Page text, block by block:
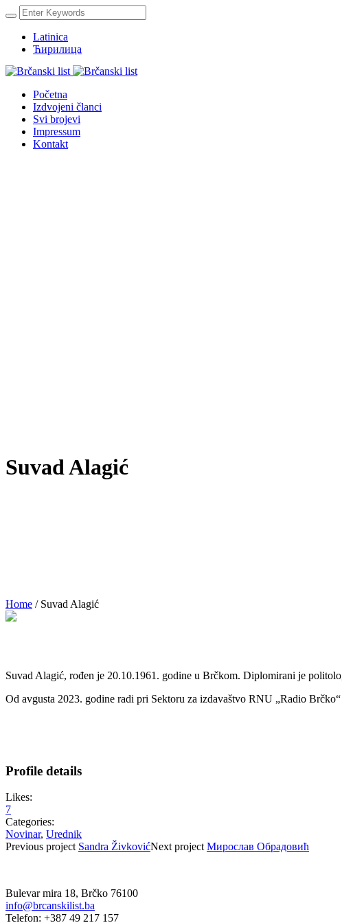
Latinica
Ћирилица
Početna
Izdvojeni članci
Svi brojevi
Impressum
Kontakt
Suvad Alagić
Home / Suvad Alagić
Suvad Alagić, rođen je 20.10.1961. godine u Brčkom. Diplomirani je
Od avgusta 2023. godine radi pri Sektoru za izdavaštvo RNU „Radio
Profile details
Likes:
7
Categories:
Novinar, Urednik
Previous project Sandra ŽivkovićNext project Мирослав Обрадовић
Bulevar mira 18, Brčko 76100
info@brcanskilist.ba
Telefon: +387 49 217 157